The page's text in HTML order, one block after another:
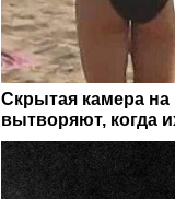
Скрытая камера
вытворяют, когда